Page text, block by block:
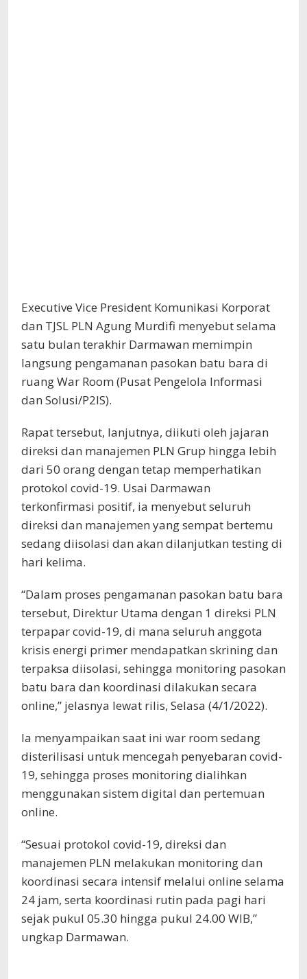
Executive Vice President Komunikasi Korporat
dan TJSL PLN Agung Murdifi menyebut selama
satu bulan terakhir Darmawan memimpin
langsung pengamanan pasokan batu bara di
ruang War Room (Pusat Pengelola Informasi
dan Solusi/P2IS).
Rapat tersebut, lanjutnya, diikuti oleh jajaran
direksi dan manajemen PLN Grup hingga lebih
dari 50 orang dengan tetap memperhatikan
protokol covid-19. Usai Darmawan
terkonfirmasi positif, ia menyebut seluruh
direksi dan manajemen yang sempat bertemu
sedang diisolasi dan akan dilanjutkan testing di
hari kelima.
“Dalam proses pengamanan pasokan batu bara
tersebut, Direktur Utama dengan 1 direksi PLN
terpapar covid-19, di mana seluruh anggota
krisis energi primer mendapatkan skrining dan
terpaksa diisolasi, sehingga monitoring pasokan
batu bara dan koordinasi dilakukan secara
online,” jelasnya lewat rilis, Selasa (4/1/2022).
Ia menyampaikan saat ini war room sedang
disterilisasi untuk mencegah penyebaran covid-
19, sehingga proses monitoring dialihkan
menggunakan sistem digital dan pertemuan
online.
“Sesuai protokol covid-19, direksi dan
manajemen PLN melakukan monitoring dan
koordinasi secara intensif melalui online selama
24 jam, serta koordinasi rutin pada pagi hari
sejak pukul 05.30 hingga pukul 24.00 WIB,”
ungkap Darmawan.